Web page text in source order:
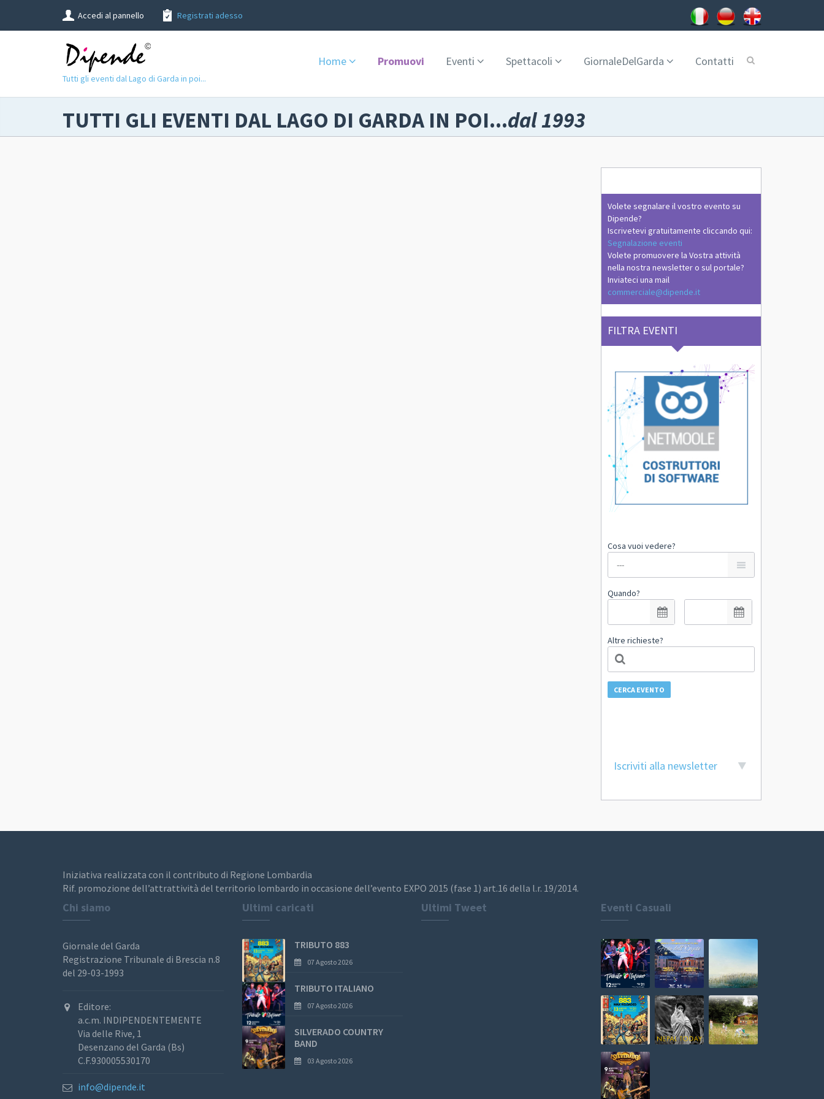
Accedi al pannello Registrati adesso
Tutti gli eventi dal Lago di Garda in poi...
Home Promuovi Eventi Spettacoli GiornaleDelGarda Contatti
TUTTI GLI EVENTI DAL LAGO DI GARDA IN POI...dal 1993
Volete segnalare il vostro evento su
Dipende?
Iscrivetevi gratuitamente cliccando qui:
Segnalazione eventi
Volete promuovere la Vostra attività
nella nostra newsletter o sul portale?
Inviateci una mail
commerciale@dipende.it
FILTRA EVENTI
Cosa vuoi vedere?
Quando?
Altre richieste?
CERCA EVENTO
Iscriviti alla newsletter
Iniziativa realizzata con il contributo di Regione Lombardia
Rif. promozione dell’attrattività del territorio lombardo in occasione dell’evento EXPO 2015 (fase 1) art.16 della l.r. 19/2014.
Chi siamo
Giornale del Garda
Registrazione Tribunale di Brescia n.8
del 29-03-1993
Editore:
a.c.m. INDIPENDENTEMENTE
Via delle Rive, 1
Desenzano del Garda (Bs)
C.F.930005530170
info@dipende.it
Ultimi caricati
TRIBUTO 883
07 Agosto 2026
TRIBUTO ITALIANO
07 Agosto 2026
SILVERADO COUNTRY
BAND
03 Agosto 2026
Ultimi Tweet Eventi Casuali